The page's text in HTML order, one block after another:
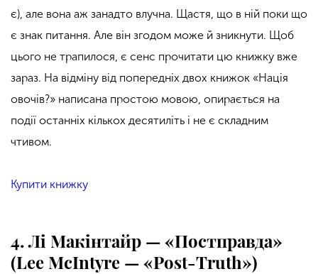
є), але вона аж занадто влучна. Щастя, що в ній поки що
є знак питання. Але він згодом може й зникнути. Щоб
цього не трапилося, є сенс прочитати цю книжку вже
зараз. На відміну від попередніх двох книжок «Нація
овочів?» написана простою мовою, опирається на
події останніх кількох десятиліть і не є складним
чтивом.
Купити книжку
4. Лі Макінтайр — «Постправда»
(Lee McIntyre — «Post-Truth»)